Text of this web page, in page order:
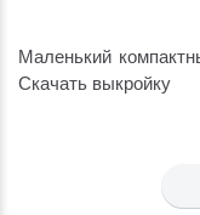
Маленький
Скачать выкройку